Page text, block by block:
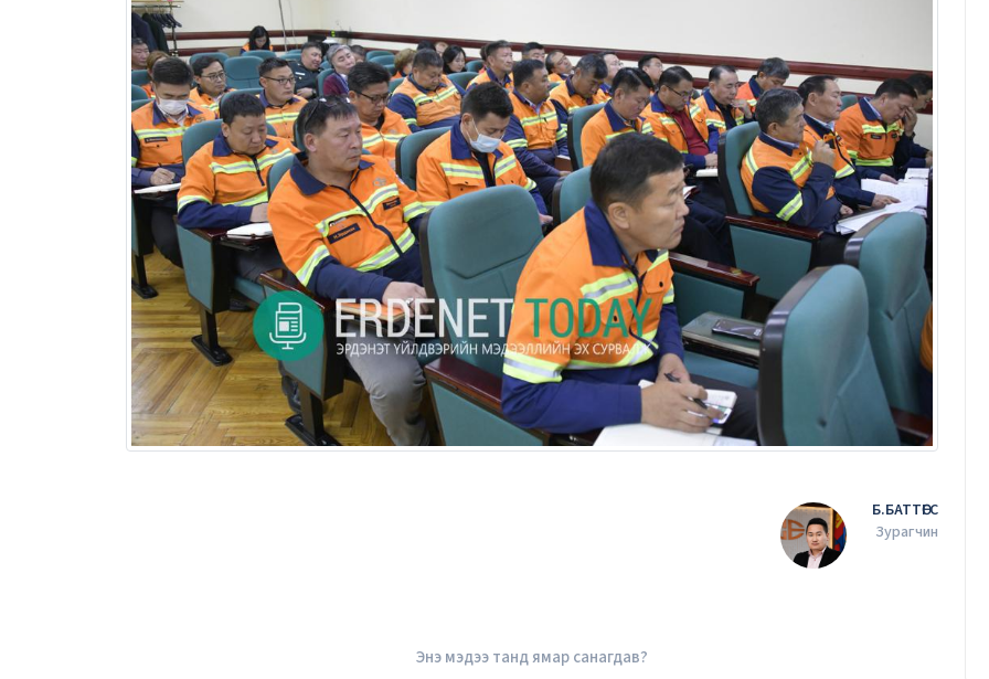
Б.БАТТӨГС
Зурагчин
Энэ мэдээ танд ямар санагдав?
Эрдэнэт үйлдвэрийн эрчим хүч-
найдвартай байдал, ирээдүйн
хөгжлийн үндэс
Т.Батчулуун 23/04/2026